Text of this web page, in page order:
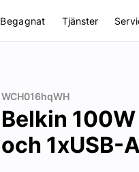
Begagnat Tjänster
WCH016hqWH
Belkin
och 1xUSB-